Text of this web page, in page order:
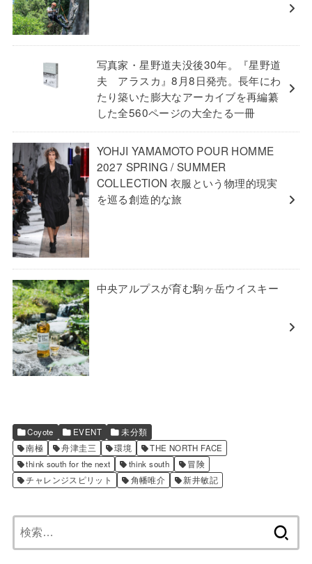
写真家・星野道夫没後30年。『星野道
夫 アラスカ』8月8日発売。長年にわ
たり築いた膨大なアーカイブを再編纂
した全560ページの大全たる一冊
YOHJI YAMAMOTO POUR HOMME
2027 SPRING / SUMMER
COLLECTION 衣服という物理的現実
を巡る創造的な旅
中央アルプスが育む駒ヶ岳ウイスキー
Coyote EVENT
未分類
南極
舟津圭三 環境
THE NORTH FACE
think south for the next
think south
冒険
チャレンジスピリット
角幡唯介 新井敏記